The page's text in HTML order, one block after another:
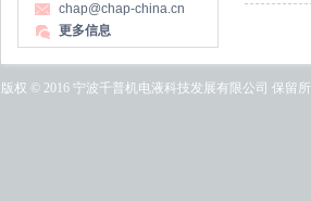
chap@chap-china.cn
更多信息
版权 © 2016 宁波千普机电液科技发展有限公司 保留所